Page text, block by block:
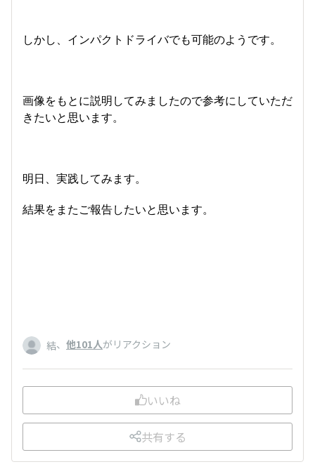
しかし、インパクトドライバでも可能のようです。
画像をもとに説明してみましたので参考にしていただ
きたいと思います。
明日、実践してみます。
結果をまたご報告したいと思います。
結、 他101人がリアクション
いいね
共有する